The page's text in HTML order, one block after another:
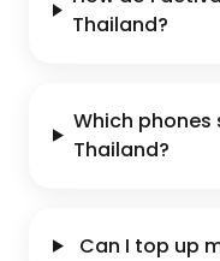
Thailand?
Which phones
Thailand?
Can I top up